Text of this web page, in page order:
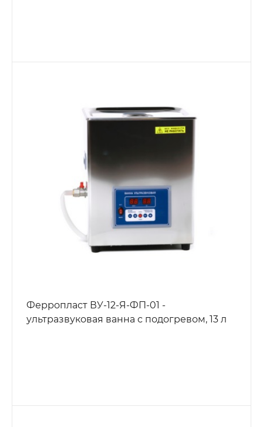
Ферропласт ВУ-12-Я-ФП-01 -
ультразвуковая ванна с подогревом, 13 л